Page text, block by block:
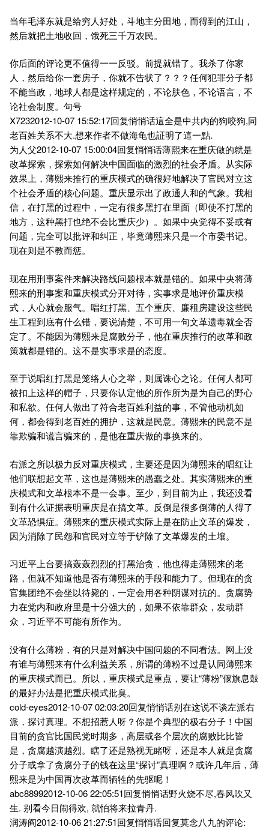
当年毛泽东就是给穷人好处，斗地主分田地，而得到的江山，
然后就把土地收回，饿死三千万农民。
你后面的评论更不值得一一反驳。前提就错了。我杀了你家
人，然后给你一套房子，你就不告状了？？？任何犯罪分子都
不能当政，地球人都是这样规定的，不论肤色，不论语言，不
论社会制度。句号
X7232012-10-07 15:52:17回复悄悄话這全是中共内的狗咬狗,同
老百姓关系不大.想來作者不做海龟也証明了這一點.
为人父2012-10-07 15:00:04回复悄悄话薄熙来在重庆做的就是
改革探索，探索如何解决中国面临的激烈的社会矛盾。从实际
效果上，薄熙来推行的重庆模式的确很好地解决了官民对立这
个社会矛盾的核心问题。重庆显示出了政通人和的气象。我相
信，在打黑的过程中，一定有很多黑打在里面（即使不打黑的
地方，这种黑打也绝不会比重庆少）。如果中央觉得不妥或有
问题，完全可以批评和纠正，毕竟薄熙来只是一个市委书记。
现在则是不教而惩。
现在用刑事案件来解决路线问题根本就是错的。如果中央将薄
熙来的刑事案和重庆模式分开对待，实事求是地评价重庆模
式，人心就会服气。唱红打黑、五个重庆、廉租房建设这些民
生工程到底有什么错，要说清楚，不可用一句文革遗毒就全否
定了。不能因为薄熙来是腐败分子，他在重庆推行的改革和政
策就都是错的。这不是实事求是的态度。
至于说唱红打黑是笼络人心之举，则属诛心之论。任何人都可
被扣上这样的帽子，只要你认定他的所作所为是为自己的野心
和私欲。任何人做出了符合老百姓利益的事，不管他动机如
何，都会得到老百姓的拥护，这就是民意。薄熙来的民意不是
靠欺骗和谎言骗来的，是他在重庆做的事换来的。
右派之所以极力反对重庆模式，主要还是因为薄熙来的唱红让
他们联想起文革，这也是薄熙来的愚蠢之处。其实薄熙来的重
庆模式和文革根本不是一会事。至少，到目前为止，我还没看
到有什么证据表明重庆是在搞文革。反倒是很多倒薄的人得了
文革恐惧症。薄熙来的重庆模式实际上是在防止文革的爆发，
因为消除了民怨和官民对立等于铲除了文革爆发的土壤。
习近平上台要搞轰轰烈烈的打黑治贪，他也得走薄熙来的老
路，但就不知道他是否有薄熙来的手段和能力了。但现在的贪
官集团绝不会坐以待毙的，一定会用各种阴谋对抗的。贪腐势
力在党内和政府里是十分强大的，如果不依靠群众，发动群
众，习近平不可能有所作为。
没有什么薄粉，有的只是对解决中国问题的不同看法。网上没
有谁与薄熙来有什么利益关系，所谓的薄粉不过是认同薄熙来
的重庆模式而已。所以，重庆模式是重点，要让“薄粉”偃旗息鼓
的最好办法是把重庆模式批臭。
cold-eyes2012-10-07 02:03:20回复悄悄话别在这说不谈左派右
派，探讨真理。不想招惹人呀？你是个典型的极右分子！中国
目前的贪官比国民党时期多，高层或各个层次的腐败比比皆
是，贪腐越演越烈。瞎了还是熟视无睹呀，还是本人就是贪腐
分子或拿了贪腐分子的钱在这里“探讨”真理啊？或许几年后，薄
熙来是为中国再次改革而牺牲的先驱呢！
abc88992012-10-06 22:05:51回复悄悄话野火烧不尽,春风吹又
生. 别看今日闹得欢, 就怕将来拉青丹.
润涛阎2012-10-06 21:27:51回复悄悄话回复莫念八九的评论: